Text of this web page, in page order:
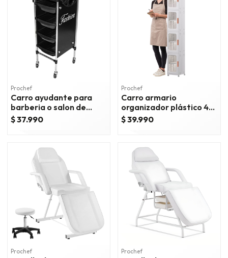
Prochef
Carro ayudante para
barberia o salon de
belleza
$ 37.990
Prochef
Carro armario
organizador plástico 4
niveles 25x29x166 cm.
$ 39.990
Prochef Prochef